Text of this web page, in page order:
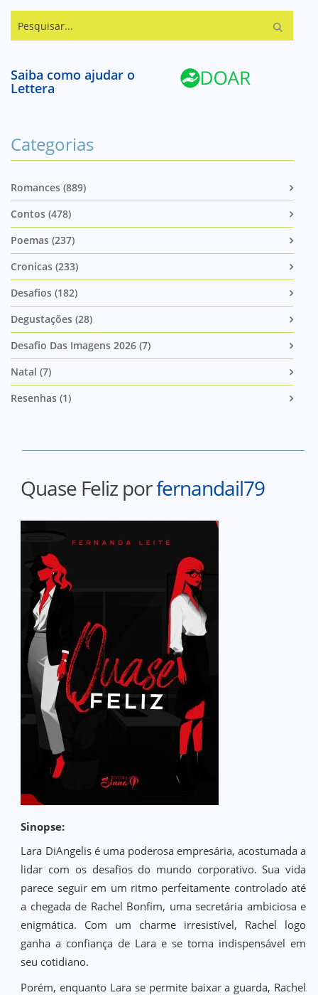
Saiba como ajudar o
Lettera
Categorias
Romances (889)
Contos (478)
Poemas (237)
Cronicas (233)
Desafios (182)
Degustações (28)
Desafio Das Imagens 2026 (7)
Natal (7)
Resenhas (1)
Quase Feliz porfernandail79
Sinopse:
Lara DiAngelis é uma poderosa empresária, acostumada a
lidar com os desafios do mundo corporativo. Sua vida
parece seguir em um ritmo perfeitamente controlado até
a chegada de Rachel Bonfim, uma secretária ambiciosa e
enigmática. Com um charme irresistível, Rachel logo
ganha a confiança de Lara e se torna indispensável em
seu cotidiano.
Porém, enquanto Lara se permite baixar a guarda, Rachel